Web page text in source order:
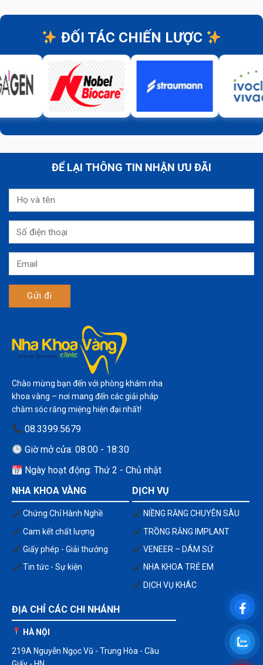
ĐỐI TÁC CHIẾN LƯỢC
ĐỂ LẠI THÔNG TIN NHẬN ƯU ĐÃI
Chào mừng bạn đến với phòng khám nha
khoa vàng – nơi mang đến các giải pháp
chăm sóc răng miệng hiện đại nhất!
08.3399.5679
Giờ mở cửa: 08:00 - 18:30
Ngày hoạt động: Thứ 2 - Chủ nhật
NHA KHOA VÀNG
Chứng Chỉ Hành Nghề
Cam kết chất lượng
Giấy phép - Giải thưởng
Tin tức - Sự kiện
DỊCH VỤ
NIỀNG RĂNG CHUYÊN SÂU
TRỒNG RĂNG IMPLANT
VENEER – DÁM SỨ
NHA KHOA TRẺ EM
DỊCH VỤ KHÁC
ĐỊA CHỈ CÁC CHI NHÁNH
HÀ NỘI
219A Nguyễn Ngọc Vũ - Trung Hòa - Cầu